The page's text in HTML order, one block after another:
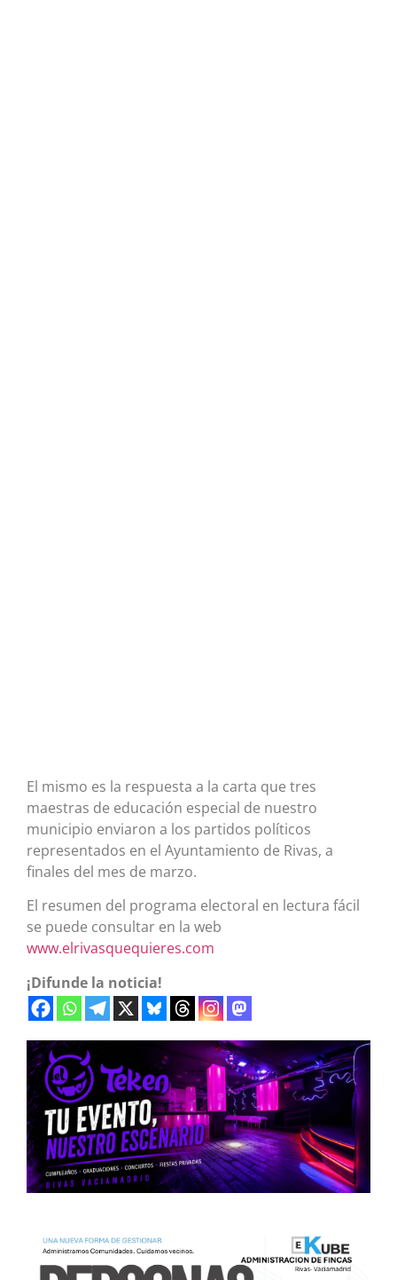
El mismo es la respuesta a la carta que tres
maestras de educación especial de nuestro
municipio enviaron a los partidos políticos
representados en el Ayuntamiento de Rivas, a
finales del mes de marzo.
El resumen del programa electoral en lectura fácil
se puede consultar en la web
www.elrivasquequieres.com
¡Difunde la noticia!